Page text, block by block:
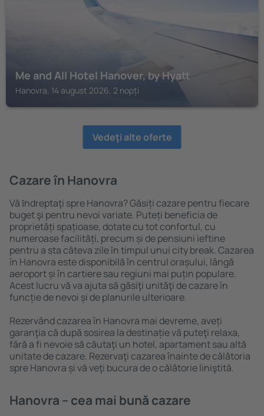
Me and All Hotel Hanover, by Hyatt
Hanovra, 14 august 2026, 2 nopți
Vedeţi alte oferte
Cazare în Hanovra
Vă ȋndreptaţi spre Hanovra? Găsiți cazare pentru fiecare
buget şi pentru nevoi variate. Puteți beneficia de
proprietăți spațioase, dotate cu tot confortul, cu
numeroase facilități, precum și de pensiuni ieftine
pentru a sta câteva zile în timpul unui city break. Cazarea
în Hanovra este disponibilă în centrul orașului, lângă
aeroport și în cartiere sau regiuni mai puțin populare.
Acest lucru vă va ajuta să găsiţi unităţi de cazare în
funcție de nevoi și de planurile ulterioare.
Rezervând cazarea în Hanovra mai devreme, aveți
garanţia că după sosirea la destinație vă puteţi relaxa,
fără a fi nevoie să căutaţi un hotel, apartament sau altă
unitate de cazare. Rezervaţi cazarea înainte de călătoria
spre Hanovra și vă veţi bucura de o călătorie liniştită.
Hanovra – cea mai bună cazare